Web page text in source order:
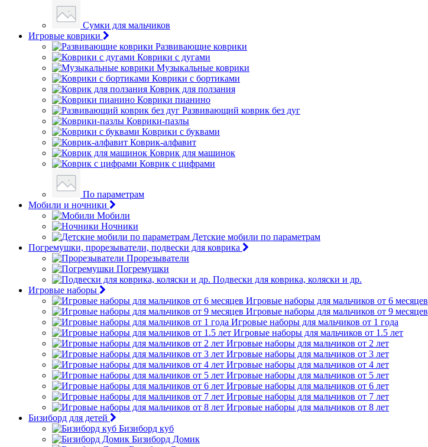
Сумки для мальчиков
Игровые коврики
Развивающие коврики
Коврики с дугами
Музыкальные коврики
Коврики с бортиками
Коврик для ползания
Коврики пианино
Развивающий коврик без дуг
Коврики-пазлы
Коврики с буквами
Коврик-алфавит
Коврик для машинок
Коврик с цифрами
По параметрам
Мобили и ночники
Мобили
Ночники
Детские мобили по параметрам
Погремушки, прорезыватели, подвески для коврика
Прорезыватели
Погремушки
Подвески для коврика, коляски и др.
Игровые наборы
Игровые наборы для мальчиков от 6 месяцев
Игровые наборы для мальчиков от 9 месяцев
Игровые наборы для мальчиков от 1 года
Игровые наборы для мальчиков от 1.5 лет
Игровые наборы для мальчиков от 2 лет
Игровые наборы для мальчиков от 3 лет
Игровые наборы для мальчиков от 4 лет
Игровые наборы для мальчиков от 5 лет
Игровые наборы для мальчиков от 6 лет
Игровые наборы для мальчиков от 7 лет
Игровые наборы для мальчиков от 8 лет
Бизиборд для детей
Бизиборд куб
Бизиборд Домик